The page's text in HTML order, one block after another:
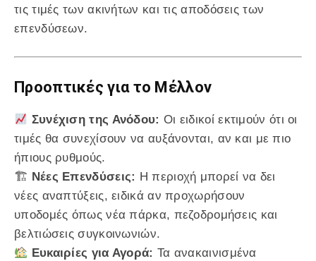
τις τιμές των ακινήτων και τις αποδόσεις των
επενδύσεων.
Προοπτικές για το Μέλλον
Συνέχιση της Ανόδου: Οι ειδικοί εκτιμούν ότι οι
τιμές θα συνεχίσουν να αυξάνονται, αν και με πιο
ήπιους ρυθμούς.
🏗 Νέες Επενδύσεις: Η περιοχή μπορεί να δει
νέες αναπτύξεις, ειδικά αν προχωρήσουν
υποδομές όπως νέα πάρκα, πεζοδρομήσεις και
βελτιώσεις συγκοινωνιών.
Ευκαιρίες για Αγορά: Τα ανακαινισμένα